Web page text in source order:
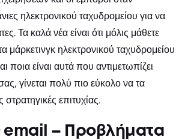
ηλεκτρονικού ταχυδρομείου για να
Τα καλά νέα είναι ότι μόλις μάθετε
μάρκετινγκ ηλεκτρονικού ταχυδρομείου
ποια είναι αυτά που αντιμετωπίζει
γίνεται πολύ πιο εύκολο να τα
στρατηγικές επιτυχίας.
email – Προβλήματα